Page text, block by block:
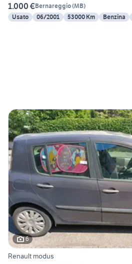
1.000 €Bernareggio(MB)
Usato
06/2001 53000 Km Benzina
6
Renault modus